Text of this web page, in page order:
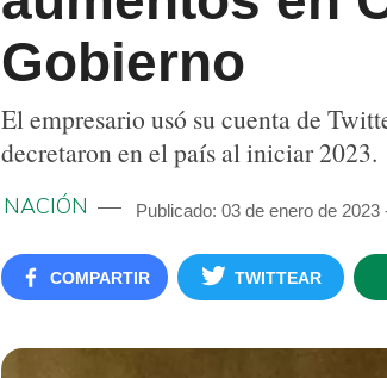
Gobierno
El empresario usó su cuenta de
decretaron en el país al iniciar 2023.
NACIÓN Publicado: 03 de enero de 2023
COMPARTIR TWITTEAR